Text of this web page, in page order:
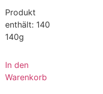
Produkt
enthält: 140
140g
In den
Warenkorb